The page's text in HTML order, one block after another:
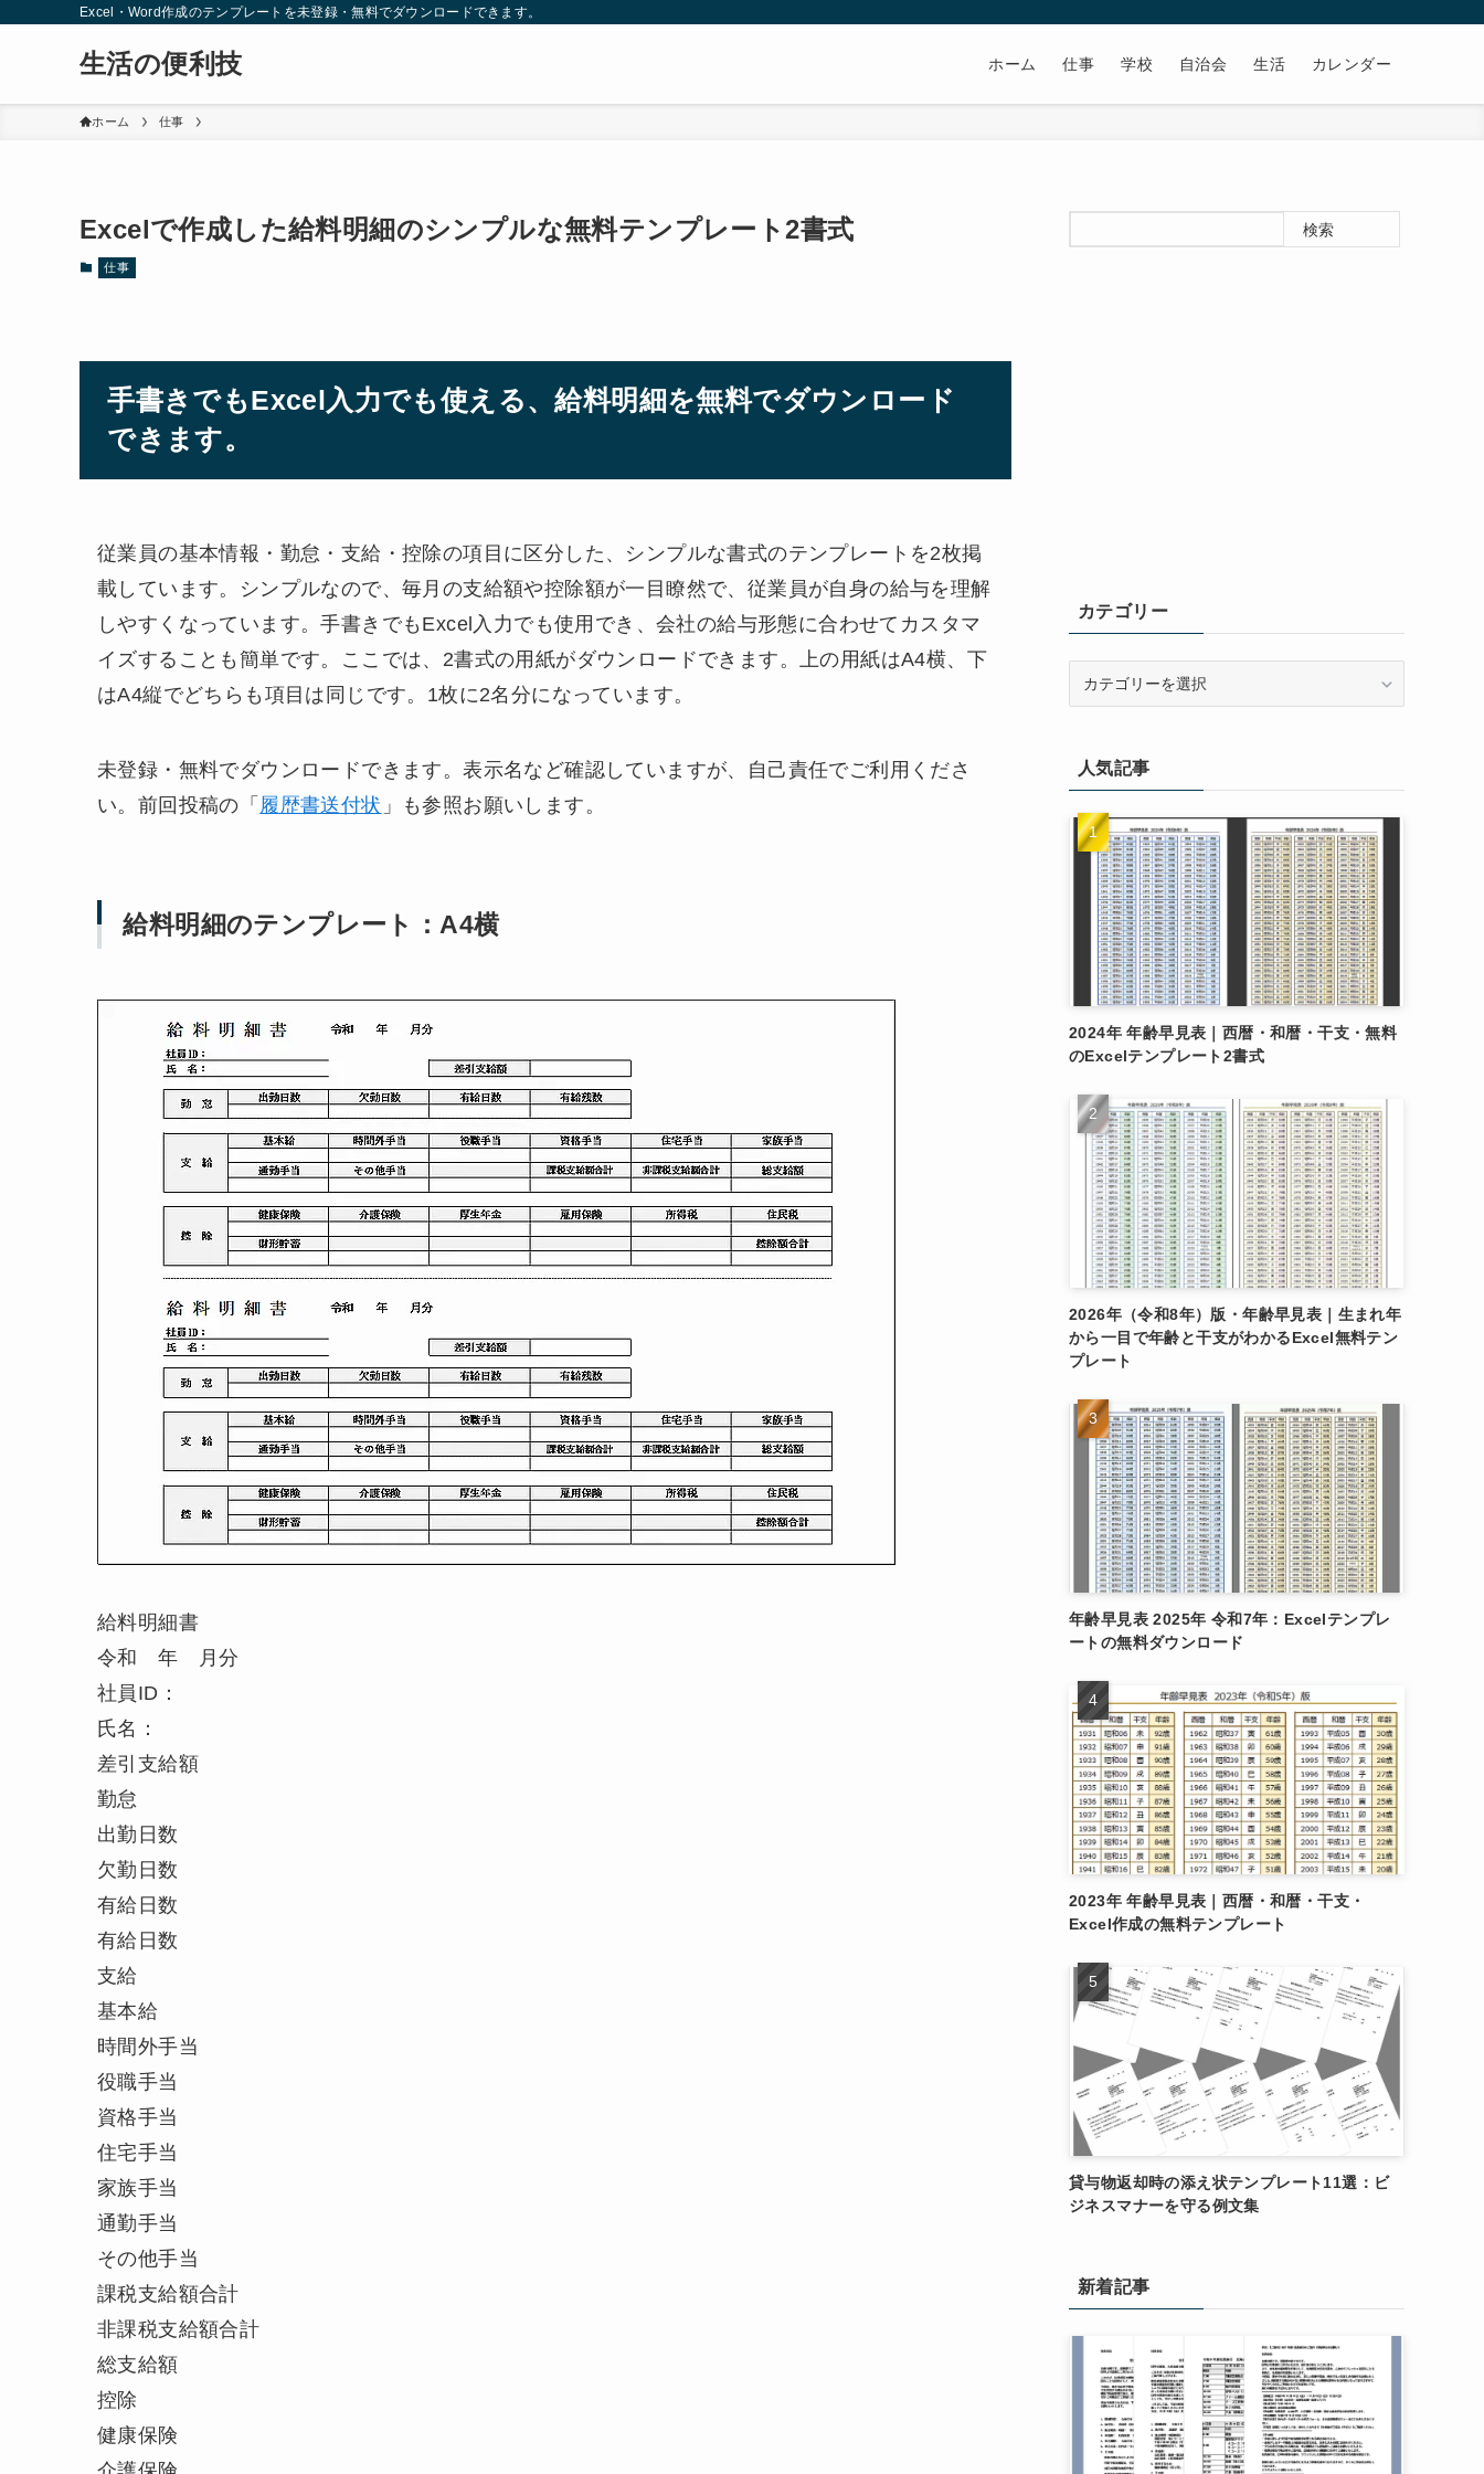
Excel・Word作成のテンプレートを未登録・無料でダウンロードできます。
生活の便利技 ホーム 仕事 学校 自治会 生活 カレンダー
ホーム 仕事
Excelで作成した給料明細のシンプルな無料テンプレート2書式
仕事
手書きでもExcel入力でも使える、給料明細を無料でダウンロード
できます。
従業員の基本情報・勤怠・支給・控除の項目に区分した、シンプルな書式のテンプレートを2枚掲
載しています。シンプルなので、毎月の支給額や控除額が一目瞭然で、従業員が自身の給与を理解
しやすくなっています。手書きでもExcel入力でも使用でき、会社の給与形態に合わせてカスタマ
イズすることも簡単です。ここでは、2書式の用紙がダウンロードできます。上の用紙はA4横、下
はA4縦でどちらも項目は同じです。1枚に2名分になっています。
未登録・無料でダウンロードできます。表示名など確認していますが、自己責任でご利用くださ
い。前回投稿の「 履歴書送付状 」も参照お願いします。
給料明細のテンプレート：A4横
給料明細書
令和 年 月分
社員ID：
氏名：
差引支給額
勤怠
出勤日数
欠勤日数
有給日数
有給日数
支給
基本給
時間外手当
役職手当
資格手当
住宅手当
家族手当
通勤手当
その他手当
課税支給額合計
非課税支給額合計
総支給額
控除
健康保険
検索
カテゴリー
ー人気記事
2024年 年齢早見表｜西暦・和暦・干支・無料
のExcelテンプレート2書式
2026年（令和8年）版・年齢早見表｜生まれ年
から一目で年齢と干支がわかるExcel無料テン
プレート
年齢早見表 2025年 令和7年：Excelテンプレ
ートの無料ダウンロード
2023年 年齢早見表｜西暦・和暦・干支・
Excel作成の無料テンプレート
貸与物返却時の添え状テンプレート11選：ビ
ジネスマナーを守る例文集
新着記事